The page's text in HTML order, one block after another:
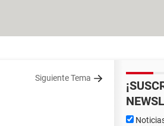
Siguiente Tema